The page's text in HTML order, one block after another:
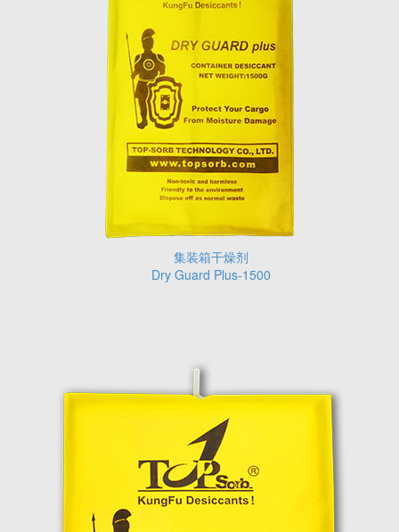
集装箱干燥剂
Dry Guard Plus-1500